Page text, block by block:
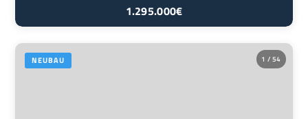
1.295.000€
1 / 54
NEUBAU